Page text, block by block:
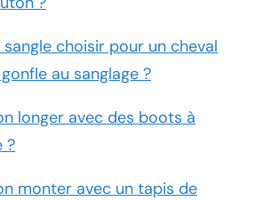
sangle choisir pour un cheval
au sanglage ?
longer avec des boots à
?
monter avec un tapis de